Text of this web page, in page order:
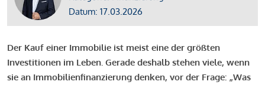
Datum: 17.03.2026
Der Kauf einer Immobilie ist meist eine der größten
Investitionen im Leben. Gerade deshalb stehen viele, wenn
sie an Immobilienfinanzierung denken, vor der Frage: „Was